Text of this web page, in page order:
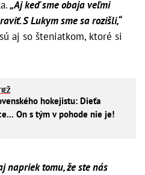
„Aj keď sme obaja veľmi
S Lukym sme sa rozišli,“
aj so šteniatkom, ktoré si
hokejistu: Dieťa
On s tým v pohode nie je!
napriek tomu, že ste nás